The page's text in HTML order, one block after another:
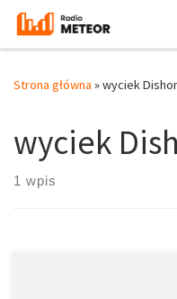
Przejdź do treści
Strona główna »wyciek
wyciek
1 wpis